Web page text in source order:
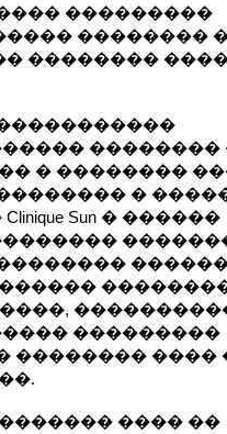
���������
��������
��������
��������
� ��������
�
Sun � ������
�����,
���������
�������� ����
���� ��